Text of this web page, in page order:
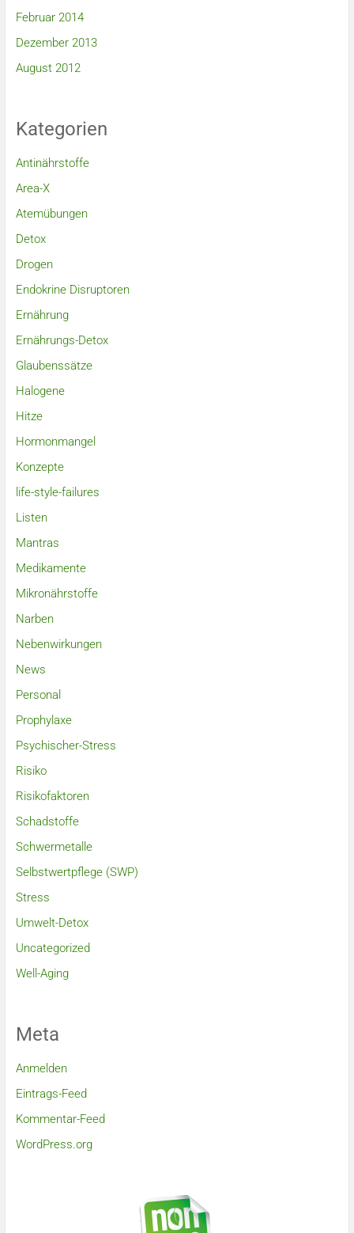
Februar 2014
Dezember 2013
August 2012
Kategorien
Antinährstoffe
Area-X
Atemübungen
Detox
Drogen
Endokrine Disruptoren
Ernährung
Ernährungs-Detox
Glaubenssätze
Halogene
Hitze
Hormonmangel
Konzepte
life-style-failures
Listen
Mantras
Medikamente
Mikronährstoffe
Narben
Nebenwirkungen
News
Personal
Prophylaxe
Psychischer-Stress
Risiko
Risikofaktoren
Schadstoffe
Schwermetalle
Selbstwertpflege (SWP)
Stress
Umwelt-Detox
Uncategorized
Well-Aging
Meta
Anmelden
Eintrags-Feed
Kommentar-Feed
WordPress.org